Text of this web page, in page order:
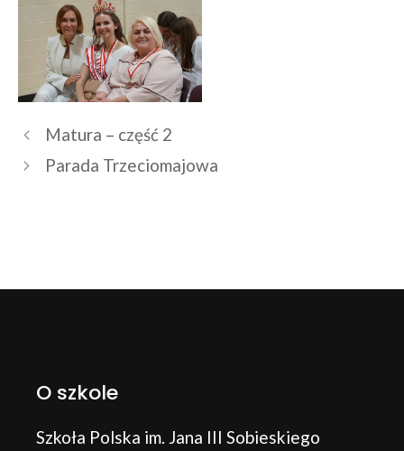
Matura – część 2
Parada Trzeciomajowa
O szkole
Szkoła Polska im. Jana III Sobieskiego